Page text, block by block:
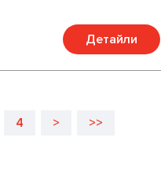
Детайли
4 > >>